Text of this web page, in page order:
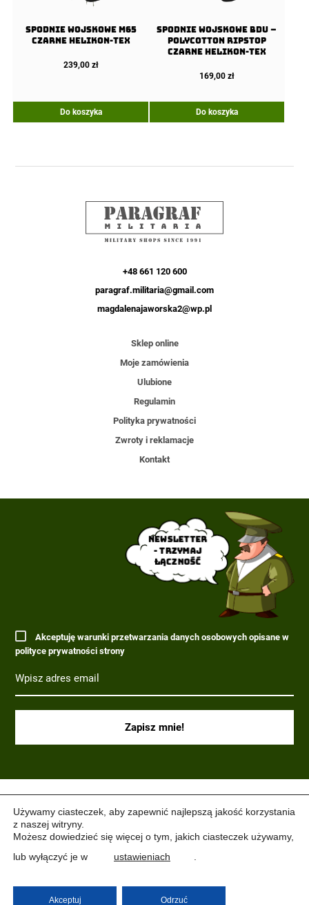
Spodnie wojskowe M65
Czarne Helikon-Tex
239,00 zł
Do koszyka
Spodnie wojskowe BDU –
PolyCotton Ripstop
Czarne Helikon-Tex
169,00 zł
Do koszyka
+48 661 120 600
paragraf.militaria@gmail.com
magdalenajaworska2@wp.pl
Sklep online
Moje zamówienia
Ulubione
Regulamin
Polityka prywatności
Zwroty i reklamacje
Kontakt
Akceptuję warunki przetwarzania danych osobowych opisane w
polityce prywatności strony
Newsletter
- trzymaj
łączność
(C) 2017-2022 PARAGRAF MILITARIA.
Używamy ciasteczek, aby zapewnić najlepszą jakość korzystania
z naszej witryny.
Możesz dowiedzieć się więcej o tym, jakich ciasteczek używamy,
lub wyłączyć je w
ustawieniach
Akceptuj Odrzuć